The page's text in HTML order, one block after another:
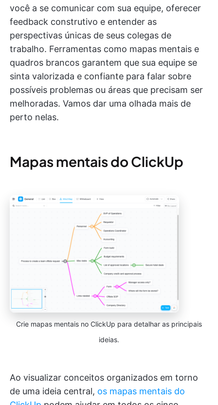
você a se comunicar com sua equipe, oferecer
feedback construtivo e entender as
perspectivas únicas de seus colegas de
trabalho. Ferramentas como mapas mentais e
quadros brancos garantem que sua equipe se
sinta valorizada e confiante para falar sobre
possíveis problemas ou áreas que precisam ser
melhoradas. Vamos dar uma olhada mais de
perto nelas.
Mapas mentais do ClickUp
Crie mapas mentais no ClickUp para detalhar as principais
ideias.
Ao visualizar conceitos organizados em torno
de uma ideia central, os mapas mentais do